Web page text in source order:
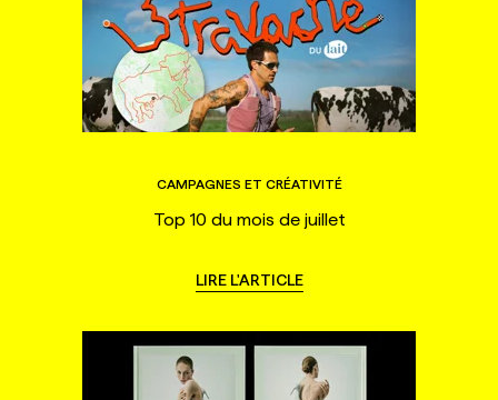
CAMPAGNES ET CRÉATIVITÉ
Top 10 du mois de juillet
LIRE L'ARTICLE